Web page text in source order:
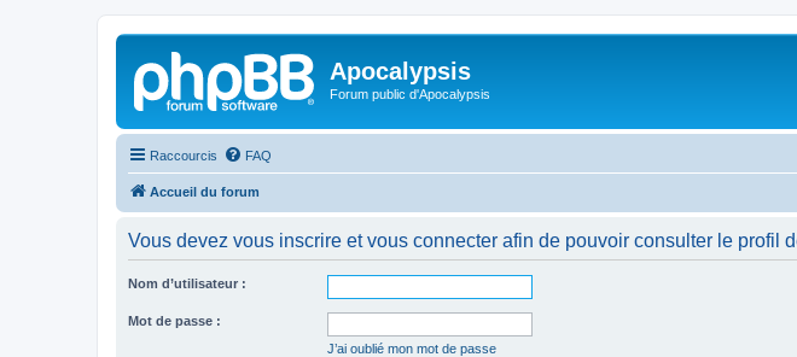
Apocalypsis
Forum public d'Apocalypsis
Raccourcis FAQ
Accueil du forum
Vous devez vous inscrire et vous connecter afin de pouvoir consulter le profil
Nom d’utilisateur :
Mot de passe :
J’ai oublié mon mot de passe